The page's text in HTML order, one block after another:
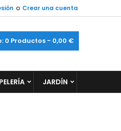
o Crear una cuenta
0 Productos - 0,00 €
JARDÍN